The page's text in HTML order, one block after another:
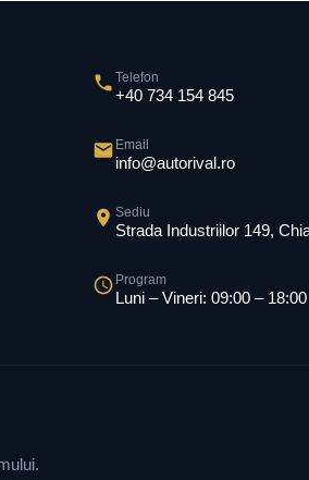
Telefon
+40 734 154 845
Email
info@autorival.ro
Sediu
Strada Industriilor 149,
Program
Luni – Vineri: 09:00 – 18:00